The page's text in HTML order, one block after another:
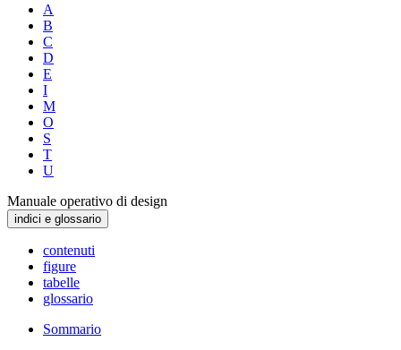
A
B
C
D
E
I
M
O
S
T
U
Manuale operativo di design
indici e glossario
contenuti
figure
tabelle
glossario
Sommario